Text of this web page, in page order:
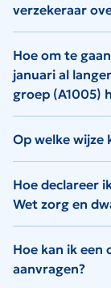
verzekeraar
Hoe om te
januari al
groep (A1005)
Op welke wijze
Hoe declareer
Wet zorg en
Hoe kan ik
aanvragen?